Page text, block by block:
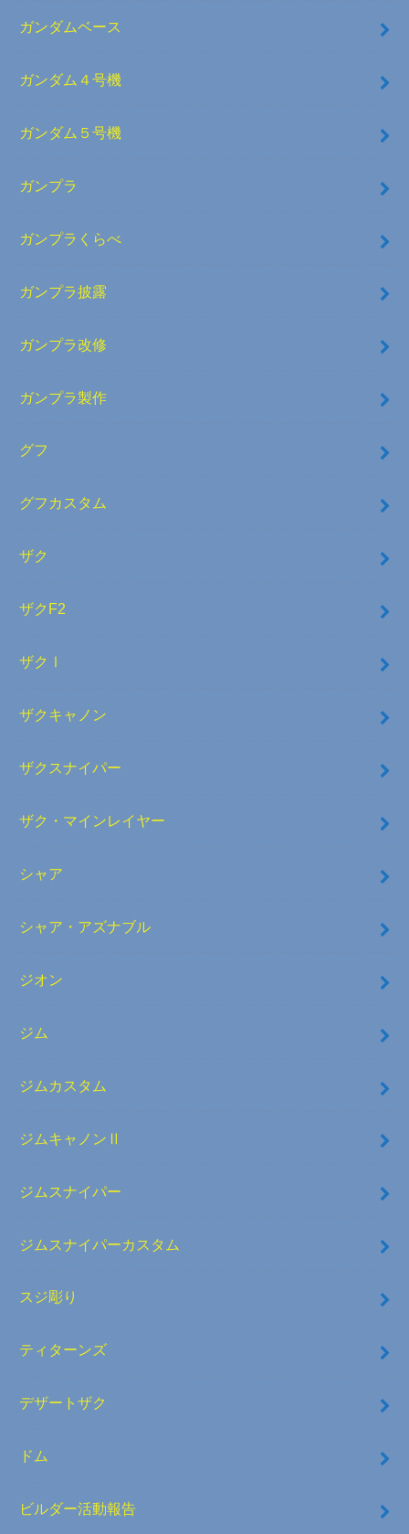
ガンダムベース
ガンダム４号機
ガンダム５号機
ガンプラ
ガンプラくらべ
ガンプラ披露
ガンプラ改修
ガンプラ製作
グフ
グフカスタム
ザク
ザクF2
ザクⅠ
ザクキャノン
ザクスナイパー
ザク・マインレイヤー
シャア
シャア・アズナブル
ジオン
ジム
ジムカスタム
ジムキャノンⅡ
ジムスナイパー
ジムスナイパーカスタム
スジ彫り
ティターンズ
デザートザク
ドム
ビルダー活動報告